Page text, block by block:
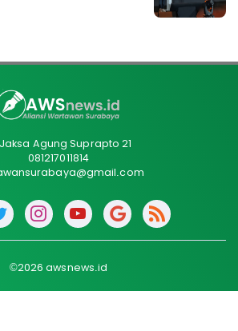
Agung Suprapto 21
081217011814
©2026 awsnews.id